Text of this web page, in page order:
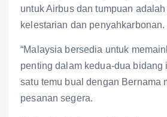
untuk Airbus dan tumpuan
kelestarian dan penyahkarbonan.
“Malaysia bersedia untuk
penting dalam kedua-dua bidang
satu temu bual dengan Bernama
pesanan segera.